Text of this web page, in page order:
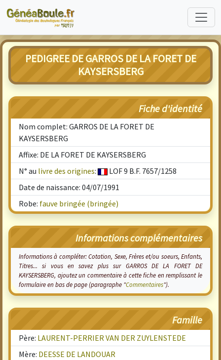
PEDIGREE DE GARROS DE LA FORET DE
KAYSERSBERG
Fiche d'identité
Nom complet: GARROS DE LA FORET DE
KAYSERSBERG
Affixe: DE LA FORET DE KAYSERSBERG
N° au livre des origines:
LOF 9 B.F. 7657/1258
Date de naissance: 04/07/1991
Robe: fauve bringée (bringée)
Informations complémentaires
Informations à compléter: Cotation, Sexe, Frères et/ou soeurs, Enfants,
Titres... si vous en savez plus sur GARROS DE LA FORET DE
KAYSERSBERG, ajoutez un commentaire à cette fiche en remplissant le
formulaire en bas de page (paragraphe "Commentaires").
Famille
Père: LAURENT-PERRIER VAN DER ZUYLENSTEDE
Mère: DEESSE DE LANDOUAR